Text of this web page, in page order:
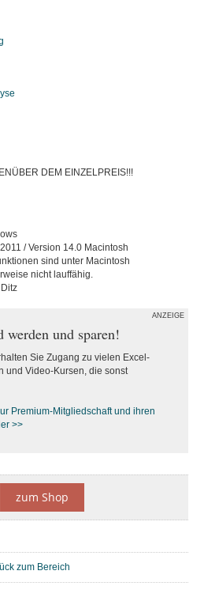
DEM EINZELPREIS!!!
/ Version 14.0 Macintosh
sind unter Macintosh
nicht lauffähig.
ANZEIGE
und sparen!
Sie Zugang zu vielen Excel-
und Video-Kursen, die sonst
Premium-Mitgliedschaft und ihren
>>
zum Shop
zum Bereich